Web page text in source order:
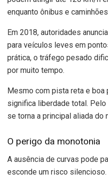
enquanto ônibus e
Em 2018, autoridades
para veículos leves em
prática, o tráfego pesado
por muito tempo.
Mesmo com pista reta e boa
significa liberdade total. Pelo
se torna a principal aliada do
O perigo da monotonia
A ausência de curvas pode
esconde um risco